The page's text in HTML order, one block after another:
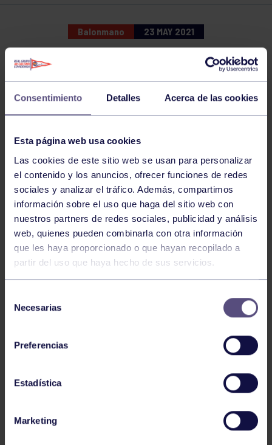
Consentimiento Detalles Acerca de las cookies
Esta página web usa cookies
Las cookies de este sitio web se usan para personalizar
el contenido y los anuncios, ofrecer funciones de redes
sociales y analizar el tráfico. Además, compartimos
información sobre el uso que haga del sitio web con
nuestros partners de redes sociales, publicidad y análisis
web, quienes pueden combinarla con otra información
que les haya proporcionado o que hayan recopilado a
partir del uso que haya hecho de sus servicios.
Necesarias
Preferencias
Estadística
Marketing
Balonmano 23 MAY 2021
NOTICIAS RELACIONADAS
Balonmano 25 May 2026
LEO CARDELI, CONVOCADO CON
ESPAÑA
FINAL A4 JUVENIL